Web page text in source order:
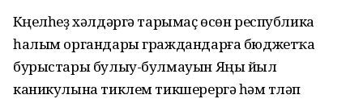
Күңелһеҙ хәлдәргә тарымаҫ өсөн республика
һалым органдары граждандарға бюджетҡа
бурыстары булыу-булмауын Яңы йыл
каникулына тиклем тикшерергә һәм түләп